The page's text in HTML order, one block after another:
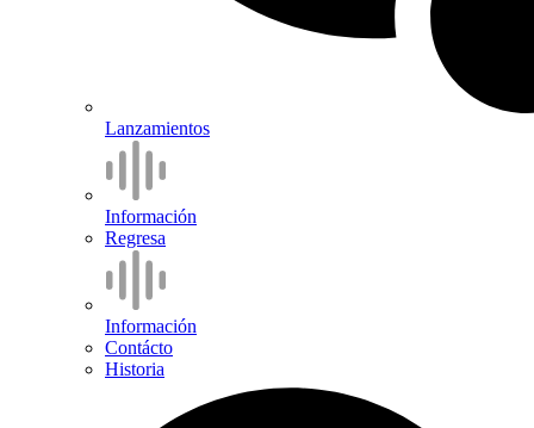
Lanzamientos
Información
Regresa
Información
Contácto
Historia